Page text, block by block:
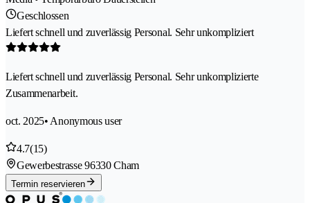
Geschlossen
Liefert schnell und zuverlässig Personal. Sehr unkompliziert
Liefert schnell und zuverlässig Personal. Sehr unkomplizierte
Zusammenarbeit.
oct. 2025• Anonymous user
4.7(15)
Gewerbestrasse 96330 Cham
Termin reservieren